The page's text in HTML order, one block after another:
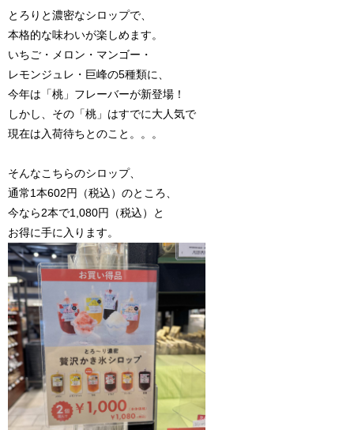
とろりと濃密なシロップで、
本格的な味わいが楽しめます。
いちご・メロン・マンゴー・
レモンジュレ・巨峰の5種類に、
今年は「桃」フレーバーが新登場！
しかし、その「桃」はすでに大人気で
現在は入荷待ちとのこと。。。
そんなこちらのシロップ、
通常1本602円（税込）のところ、
今なら2本で1,080円（税込）と
お得に手に入ります。